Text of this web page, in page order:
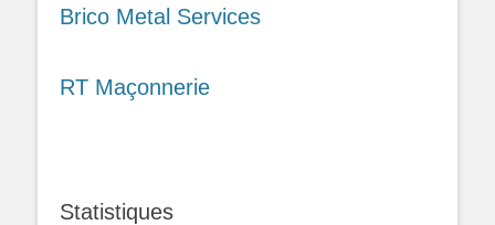
Brico Metal Services
RT Maçonnerie
Statistiques